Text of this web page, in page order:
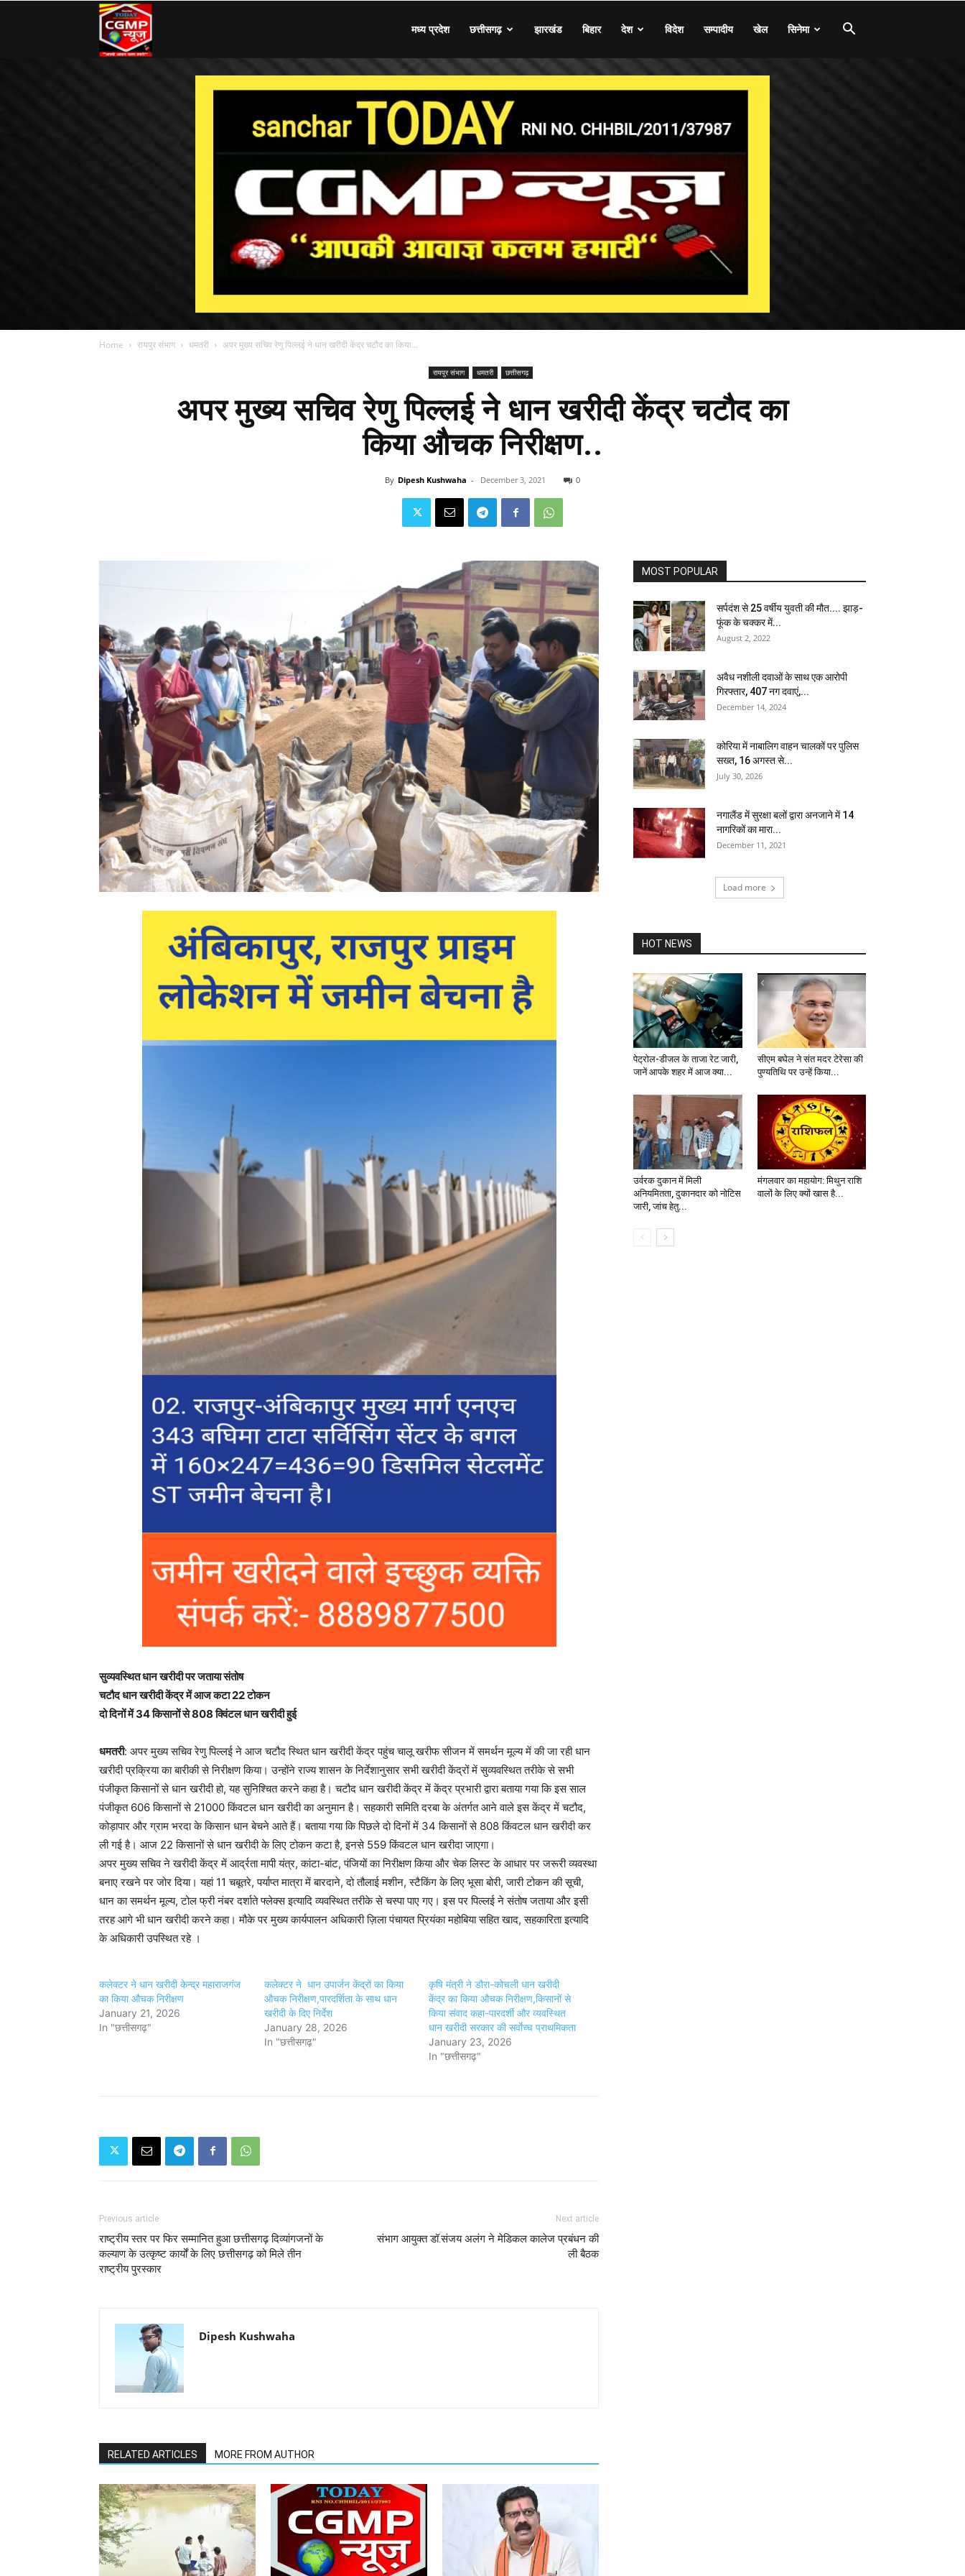
मध्य प्रदेश छत्तीसगढ़ झारखंड बिहार देश विदेश सम्पादीय खेल सिनेमा
Home रायपुर संभाग धमतरी अपर मुख्य सचिव रेणु पिल्लई ने धान खरीदी केंद्र चटौद का किया...
रायपुर संभाग धमतरी छत्तीसगढ़
अपर मुख्य सचिव रेणु पिल्लई ने धान खरीदी केंद्र चटौद का
किया औचक निरीक्षण..
By Dipesh Kushwaha - December 3, 2021 0
सुव्यवस्थित धान खरीदी पर जताया संतोष
चटौद धान खरीदी केंद्र में आज कटा 22 टोकन
दो दिनों में 34 किसानों से 808 क्विंटल धान खरीदी हुई
धमतरी: अपर मुख्य सचिव रेणु पिल्लई ने आज चटौद स्थित धान खरीदी केंद्र पहुंच चालू खरीफ सीजन में समर्थन मूल्य में की जा रही धान
खरीदी प्रक्रिया का बारीकी से निरीक्षण किया। उन्होंने राज्य शासन के निर्देशानुसार सभी खरीदी केंद्रों में सुव्यवस्थित तरीके से सभी
पंजीकृत किसानों से धान खरीदी हो, यह सुनिश्चित करने कहा है। चटौद धान खरीदी केंद्र में केंद्र प्रभारी द्वारा बताया गया कि इस साल
पंजीकृत 606 किसानों से 21000 किंवटल धान खरीदी का अनुमान है। सहकारी समिति दरबा के अंतर्गत आने वाले इस केंद्र में चटौद,
कोड़ापार और ग्राम भरदा के किसान धान बेचने आते हैं। बताया गया कि पिछले दो दिनों में 34 किसानों से 808 किंवटल धान खरीदी कर
ली गई है। आज 22 किसानों से धान खरीदी के लिए टोकन कटा है, इनसे 559 किंवटल धान खरीदा जाएगा।
अपर मुख्य सचिव ने खरीदी केंद्र में आर्द्रता मापी यंत्र, कांटा-बांट, पंजियों का निरीक्षण किया और चेक लिस्ट के आधार पर जरूरी व्यवस्था
बनाए रखने पर जोर दिया। यहां 11 चबूतरे, पर्याप्त मात्रा में बारदाने, दो तौलाई मशीन, स्टैकिंग के लिए भूसा बोरी, जारी टोकन की सूची,
धान का समर्थन मूल्य, टोल फ्री नंबर दर्शाते फ्लेक्स इत्यादि व्यवस्थित तरीके से चस्पा पाए गए। इस पर पिल्लई ने संतोष जताया और इसी
तरह आगे भी धान खरीदी करने कहा। मौके पर मुख्य कार्यपालन अधिकारी ज़िला पंचायत प्रियंका महोबिया सहित खाद, सहकारिता इत्यादि
के अधिकारी उपस्थित रहे ।
कलेक्टर ने धान खरीदी केन्द्र महाराजगंज
का किया औचक निरीक्षण
January 21, 2026
In "छत्तीसगढ़"
कलेक्टर ने धान उपार्जन केंद्रों का किया
औचक निरीक्षण,पारदर्शिता के साथ धान
खरीदी के दिए निर्देश
January 28, 2026
In "छत्तीसगढ़"
कृषि मंत्री ने डौरा-कोचली धान खरीदी
केंद्र का किया औचक निरीक्षण,किसानों से
किया संवाद कहा-पारदर्शी और व्यवस्थित
धान खरीदी सरकार की सर्वाेच्च प्राथमिकता
January 23, 2026
In "छत्तीसगढ़"
Previous article
राष्ट्रीय स्तर पर फिर सम्मानित हुआ छत्तीसगढ़ दिव्यांगजनों के
कल्याण के उत्कृष्ट कार्यों के लिए छत्तीसगढ़ को मिले तीन
राष्ट्रीय पुरस्कार
Next article
संभाग आयुक्त डॉ.संजय अलंग ने मेडिकल कालेज प्रबंधन की
ली बैठक
Dipesh Kushwaha
RELATED ARTICLES MORE FROM AUTHOR
MOST POPULAR
सर्पदंश से 25 वर्षीय युवती की मौत.... झाड़-
फूंक के चक्कर में...
August 2, 2022
अवैध नशीली दवाओं के साथ एक आरोपी
गिरफ्तार, 407 नग दवाएं,...
December 14, 2024
कोरिया में नाबालिग वाहन चालकों पर पुलिस
सख्त, 16 अगस्त से...
July 30, 2026
नगालैंड में सुरक्षा बलों द्वारा अनजाने में 14
नागरिकों का मारा...
December 11, 2021
Load more
HOT NEWS
पेट्रोल-डीजल के ताजा रेट जारी,
जानें आपके शहर में आज क्या...
सीएम बघेल ने संत मदर टेरेसा की
पुण्यतिथि पर उन्हें किया...
उर्वरक दुकान में मिली
अनियमितता, दुकानदार को नोटिस
जारी, जांच हेतु...
मंगलवार का महायोग: मिथुन राशि
वालों के लिए क्यों खास है...